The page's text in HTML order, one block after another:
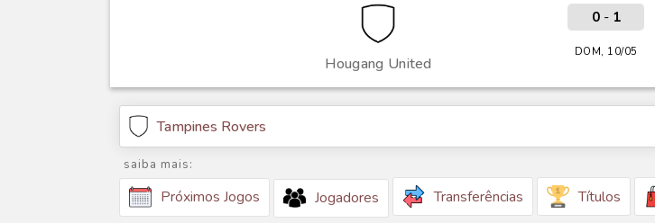
Hougang United
0- 1
DOM, 10/05
Tampines Rovers
saiba mais:
Próximos Jogos Jogadores Transferências Títulos